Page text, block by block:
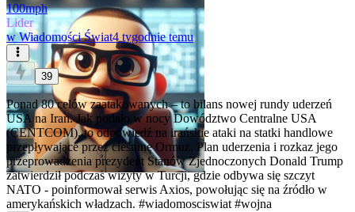
100mph
Lider
w Wiadomości Świat4 tygodnie temu
39
Ponad 80 celów zaatakowanych – to bilans nowej rundy uderzeń
USA na Iran. Jak podało w nocy Dowództwo Centralne USA
(CENTCOM), to odpowiedź na irańskie ataki na statki handlowe
przepływające przez cieśninę Ormuz. Plan uderzenia i rozkaz jego
przeprowadzenia prezydent Stanów Zjednoczonych Donald Trump
zatwierdził podczas wizyty w Turcji, gdzie odbywa się szczyt
NATO - poinformował serwis Axios, powołując się na źródło w
amerykańskich władzach. #wiadomosciswiat #wojna